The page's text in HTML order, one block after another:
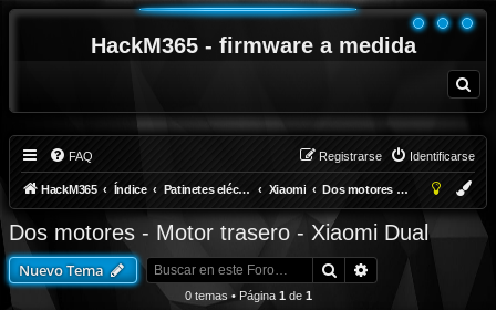
HackM365 - firmware a medida
u
FAQ Identificarse
Registrarse
HackM365 Índice Patinetes eléctricos Xiaomi Dos motores - Motor trasero - Xiaomi Dual
Dos motores - Motor trasero - Xiaomi Dual
Nuevo Tema Buscar
0 temas • Página 1 de 1